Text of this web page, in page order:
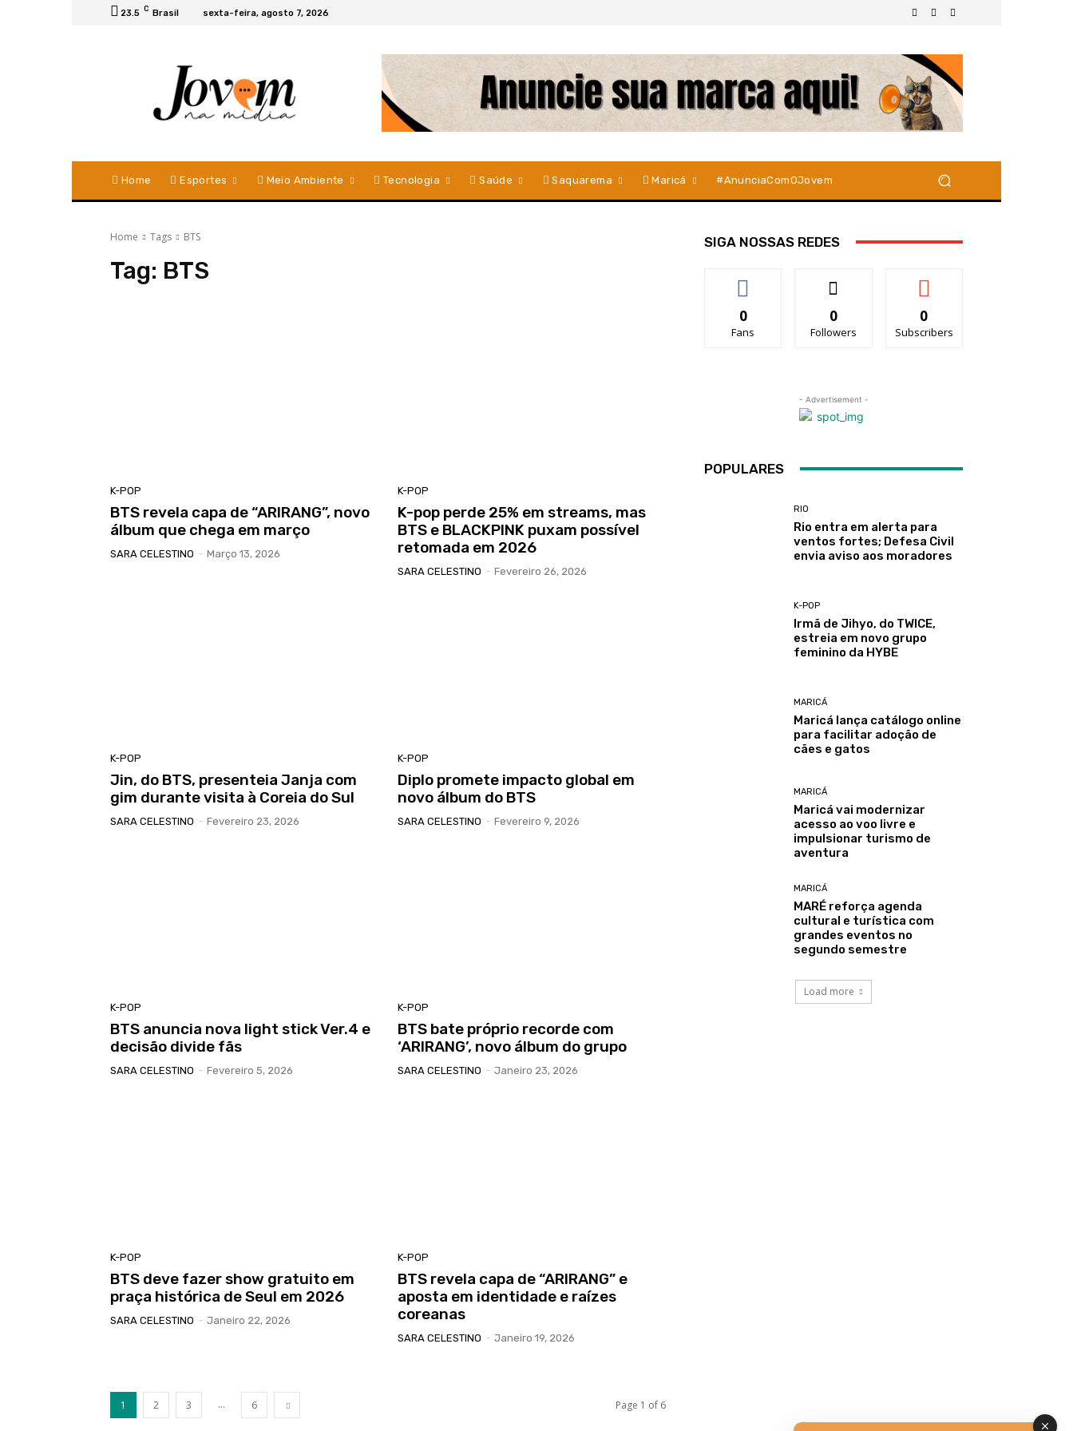
23.5 C Brasil sexta-feira, agosto 7, 2026
Home Esportes Meio Ambiente Tecnologia Saúde Saquarema Maricá #AnunciaComOJovem
Home Tags BTS
Tag: BTS
K-POP
BTS revela capa de “ARIRANG”, novo
álbum que chega em março
SARA CELESTINO - Março 13, 2026
K-POP
K-pop perde 25% em streams, mas
BTS e BLACKPINK puxam possível
retomada em 2026
SARA CELESTINO - Fevereiro 26, 2026
K-POP
Jin, do BTS, presenteia Janja com
gim durante visita à Coreia do Sul
SARA CELESTINO - Fevereiro 23, 2026
K-POP
Diplo promete impacto global em
novo álbum do BTS
SARA CELESTINO - Fevereiro 9, 2026
K-POP
BTS anuncia nova light stick Ver.4 e
decisão divide fãs
SARA CELESTINO - Fevereiro 5, 2026
K-POP
BTS bate próprio recorde com
‘ARIRANG’, novo álbum do grupo
SARA CELESTINO - Janeiro 23, 2026
K-POP
BTS deve fazer show gratuito em
praça histórica de Seul em 2026
SARA CELESTINO - Janeiro 22, 2026
K-POP
BTS revela capa de “ARIRANG” e
aposta em identidade e raízes
coreanas
SARA CELESTINO - Janeiro 19, 2026
1 2 3 ... 6 Page 1 of 6
SIGA NOSSAS REDES
0
Fans
0
Followers
0
Subscribers
- Advertisement -
POPULARES
RIO
Rio entra em alerta para
ventos fortes; Defesa Civil
envia aviso aos moradores
K-POP
Irmã de Jihyo, do TWICE,
estreia em novo grupo
feminino da HYBE
MARICÁ
Maricá lança catálogo online
para facilitar adoção de
cães e gatos
MARICÁ
Maricá vai modernizar
acesso ao voo livre e
impulsionar turismo de
aventura
MARICÁ
MARÉ reforça agenda
cultural e turística com
grandes eventos no
segundo semestre
Load more